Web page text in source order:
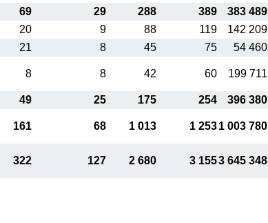
69 29 288 389 383 489
20 9 88 119 142 209
21 8 45 75 54 460
8 8 42 60 199 711
49 25 175 254 396 380
161 68 1 013 1 2531 003 780
322 127 2 680 3 1553 645 348